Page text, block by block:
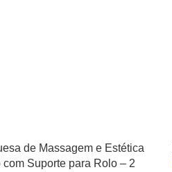
de Massagem e Estética
com Suporte para Rolo – 2